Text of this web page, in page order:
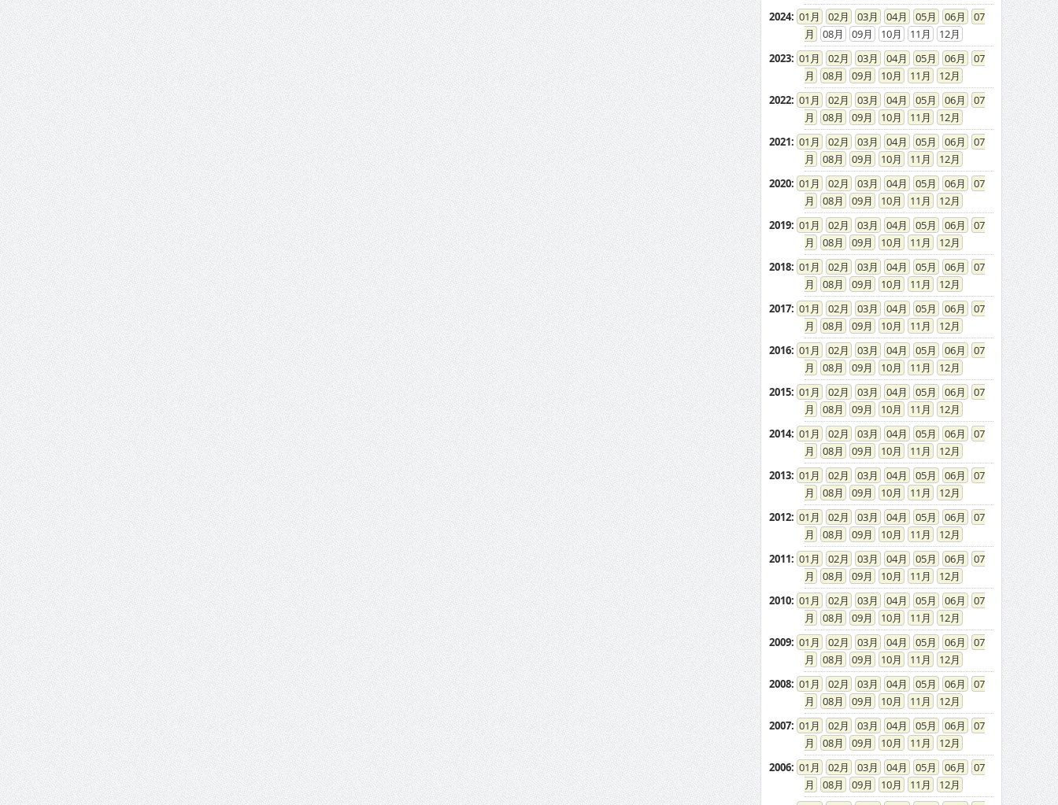
2024: 01 02 03 04 05 06
07
08
09 10 11
12
2023: 01 02 03 04 05 06
07
08
09 10 11
12
2022: 01 02 03 04 05 06
07
08
09 10 11
12
2021: 01 02 03 04 05 06
07
08
09 10 11
12
2020: 01 02 03 04 05 06
07
08
09 10 11
12
2019: 01 02 03 04 05 06
07
08
09 10 11
12
2018: 01 02 03 04 05 06
07
08
09 10 11
12
2017: 01 02 03 04 05 06
07
08
09 10 11
12
2016: 01 02 03 04 05 06
07
08
09 10 11
12
2015: 01 02 03 04 05 06
07
08
09 10 11
12
2014: 01 02 03 04 05 06
07
08
09 10 11
12
2013: 01 02 03 04 05 06
07
08
09 10 11
12
2012: 01 02 03 04 05 06
07
08
09 10 11
12
2011: 01 02 03 04 05 06
07
08
09 10 11
12
2010: 01 02 03 04 05 06
07
08
09 10 11
12
2009: 01 02 03 04 05 06
07
08
09 10 11
12
2008: 01 02 03 04 05 06
07
08
09 10 11
12
2007: 01 02 03 04 05 06
07
08
09 10 11
12
2006: 01 02 03 04 05 06
07
08
09 10 11
12